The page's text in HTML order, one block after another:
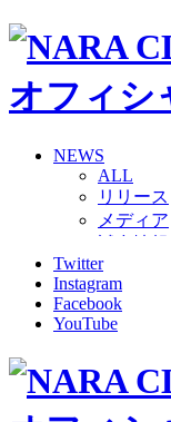
NEWS
ALL
リリース
メディア
グッズ
ファンコ
普及・育
ホームタ
その他
Twitter
Instagram
Facebook
YouTube